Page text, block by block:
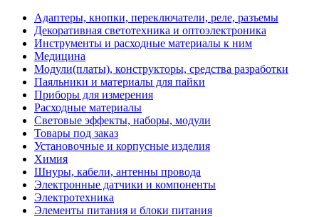
Адаптеры, кнопки, переключатели, реле, разъемы
Декоративная светотехника и оптоэлектроника
Инструменты и расходные материалы к ним
Медицина
Модули(платы), конструкторы, средства разработки
Паяльники и материалы для пайки
Приборы для измерения
Расходные материалы
Световые эффекты, наборы, модули
Товары под заказ
Установочные и корпусные изделия
Химия
Шнуры, кабели, антенны провода
Электронные датчики и компоненты
Электротехника
Элементы питания и блоки питания